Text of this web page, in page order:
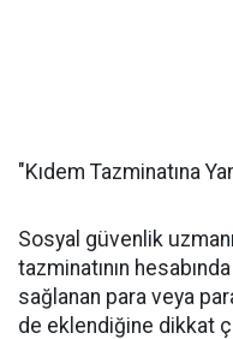
"Kıdem Tazminatına
Sosyal güvenlik
tazminatının
sağlanan para veya
de eklendiğine dikkat